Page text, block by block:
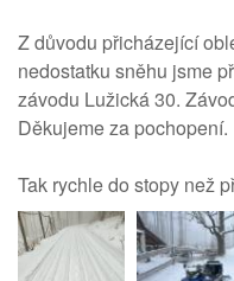
Z důvodu přicházející
nedostatku sněhu jsme
závodu Lužická 30.
Děkujeme za pochopení.
Tak rychle do stopy než